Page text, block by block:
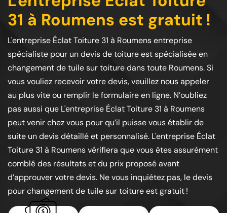
31 à Roumens est gratuit !
L'entreprise Éclat Toiture 31 à Roumens entreprise
spécialiste pour un devis de toiture est spécialisée en
changement de tuile sur toiture dans toute Roumens. Si
vous vouliez recevoir votre devis, veuillez nous appeler
au plus vite ou remplir le formulaire en ligne. N’oubliez
pas aussi que L'entreprise Éclat Toiture 31 à Roumens
peut venir chez vous pour qu’il puisse vous établir de
suite un devis détaillé et personnalisé. L'entreprise Éclat
Toiture 31 à Roumens vérifiera que vous êtes assurément
comblé des résultats et du prix proposé avant
d’approuver votre devis. Ne vous inquiétez pas, le devis
pour changement de tuile sur toiture est gratuit !